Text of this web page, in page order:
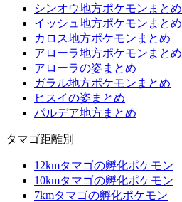
シンオウ地方ポケモンまとめ
イッシュ地方ポケモンまとめ
カロス地方ポケモンまとめ
アローラ地方ポケモンまとめ
アローラの姿まとめ
ガラル地方ポケモンまとめ
ヒスイの姿まとめ
パルデア地方まとめ
タマゴ距離別
12kmタマゴの孵化ポケモン
10kmタマゴの孵化ポケモン
7kmタマゴの孵化ポケモン